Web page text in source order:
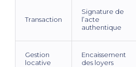
Transaction
Signature de
l’acte
authentique
Gestion
locative
Encaissement
des loyers